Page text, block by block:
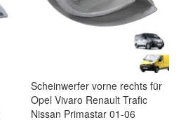
Scheinwerfer vorne rechts für
Opel Vivaro Renault Trafic
Nissan Primastar 01-06